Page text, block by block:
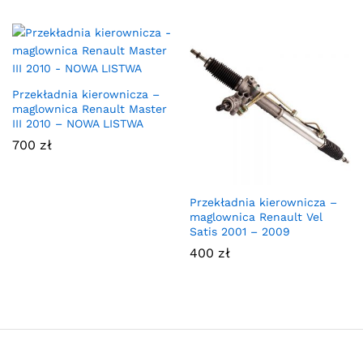
Przekładnia kierownicza –
maglownica Renault Master
III 2010 – NOWA LISTWA
700 zł
Przekładnia kierownicza –
maglownica Renault Vel
Satis 2001 – 2009
400 zł